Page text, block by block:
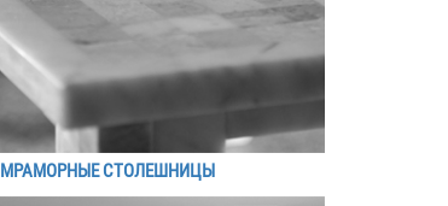
МРАМОРНЫЕ СТОЛЕШНИЦЫ